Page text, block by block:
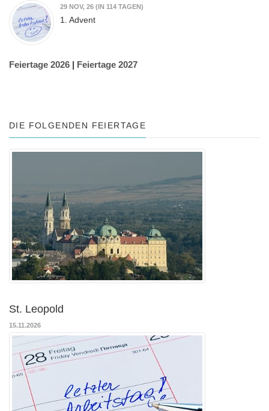
29 NOV, 26 (IN 114 TAGEN)
1. Advent
Feiertage 2026 | Feiertage 2027
DIE FOLGENDEN FEIERTAGE
St. Leopold
15.11.2026